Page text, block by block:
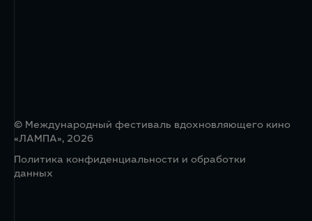
© Международный фестиваль вдохновляющего кино
«ЛАМПА», 2026
Политика конфиденциальности и обработки
данных